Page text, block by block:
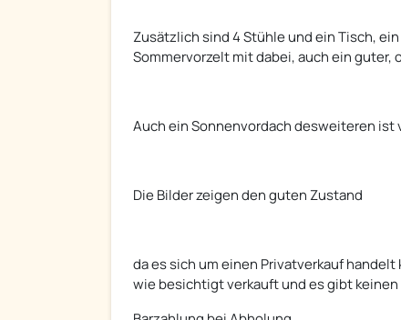
Zusätzlich sind 4 Stühle und ein Tisch,
Sommervorzelt mit dabei, auch ein
Auch ein Sonnenvordach desweiteren ist
Die Bilder zeigen den guten Zustand
da es sich um einen Privatverkauf
wie besichtigt verkauft und es gibt